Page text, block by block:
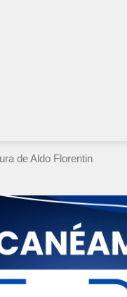
de Aldo Florentin